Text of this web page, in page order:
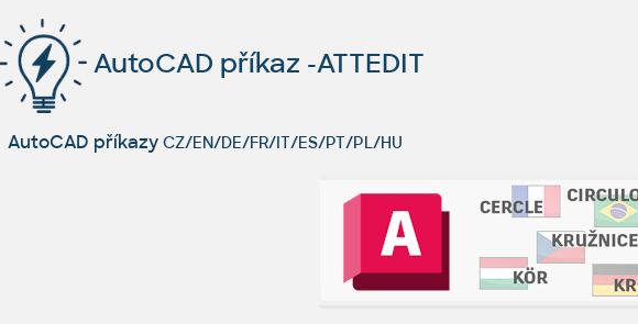
AutoCAD příkaz -ATTEDIT
AutoCAD příkazy CZ/EN/DE/FR/IT/ES/PT/PL/HU